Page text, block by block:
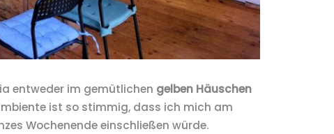
entweder im gemütlichen gelben Häuschen
ist so stimmig, dass ich mich am
Wochenende einschließen würde.